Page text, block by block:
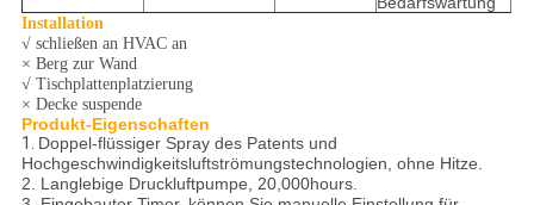
Installation
√ schließen an HVAC an
× Berg zur Wand
√ Tischplattenplatzierung
× Decke suspende
Produkt-Eigenschaften
1. Doppel-flüssiger Spray des Patents und
Hochgeschwindigkeitsluftströmungstechnologien, ohne Hitze.
2. Langlebige Druckluftpumpe, 20,000hours.